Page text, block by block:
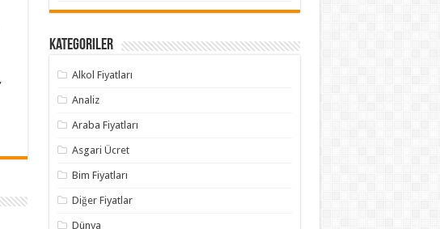
Kategoriler
Alkol Fiyatları
Analiz
Araba Fiyatları
Asgari Ücret
Bim Fiyatları
Diğer Fiyatlar
Dünya